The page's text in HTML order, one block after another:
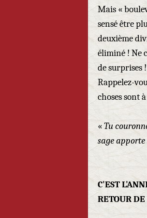
Mais «
sensé être
deuxième
éliminé ! Ne
de surprises
Rappelez-
choses sont
«Tu
sage
C'EST
RETOUR